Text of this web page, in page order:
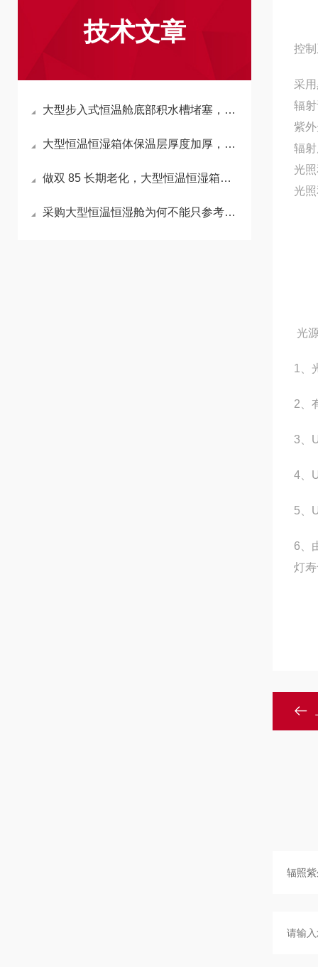
技术文章
大型步入式恒温舱底部积水槽堵塞，会反向拉高箱内湿度吗？
大型恒温恒湿箱体保温层厚度加厚，会延长升降温时长吗？
做双 85 长期老化，大型恒温恒湿箱加湿水箱材质怎么选不析出杂质？
采购大型恒温恒湿舱为何不能只参考小型箱温湿度精度标准？
控
采
辐
紫
辐
光
光
光
1、
2、
3、
4、
5、
6、
灯